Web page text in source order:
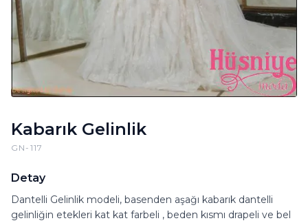
Kabarık Gelinlik
GN-117
Detay
Dantelli Gelinlik modeli, basenden aşağı kabarık dantelli
gelinliğin etekleri kat kat farbeli , beden kısmı drapeli ve bel